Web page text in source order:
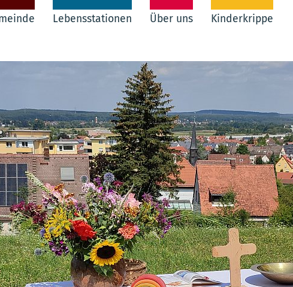
Lebensstationen Über uns Kinderkrippe